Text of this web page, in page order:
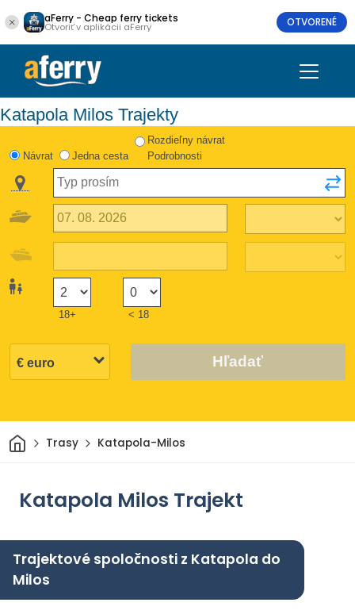
aFerry - Cheap ferry tickets
Otvoriť v aplikácii aFerry OTVORENÉ
Katapola Milos Trajekty
Návrat Jedna cesta
Rozdieľny návrat
Podrobnosti
18+ < 18
Hľadať
Domov
Trasy Katapola-Milos
Katapola Milos Trajekt
Trajektové spoločnosti z Katapola do
Milos